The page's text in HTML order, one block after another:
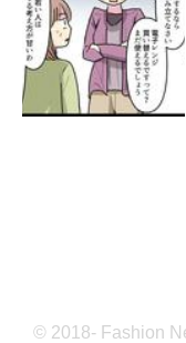
© 2018- Fashion